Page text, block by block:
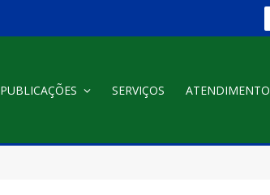
PUBLICAÇÕES SERVIÇOS ATENDIMENTO